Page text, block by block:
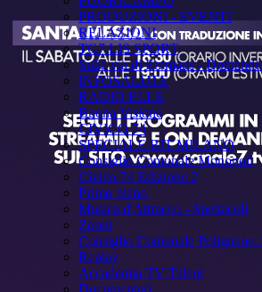
PRODUZIONI - EVENTI
RELAZIONI
TG7 LIS SPORT
Sulla via di Emmaus -
INFOSALUTE
RADIO ELLE
Buona Visione
CIVICO 74
SPECIALE BIT MILANO
Consiglio Comunale Monopoli
Civico 74 Edizione 2
Primo piano
Musica d'Attracco - Spettacoli
Zoom
Consiglio Comunale Polignano
Replay
Accademia TV Talent